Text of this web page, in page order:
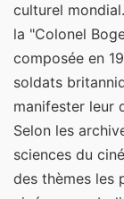
culturel
la "Colonel
composée en
soldats
manifester leur
Selon les
sciences du
des thèmes les